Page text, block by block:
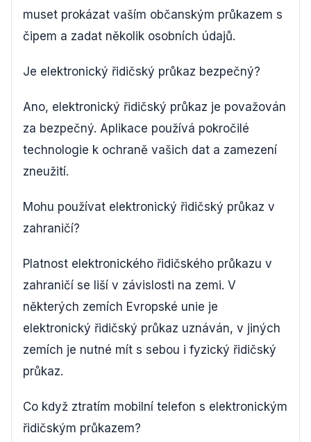
muset prokázat vaším občanským průkazem s
čipem a zadat několik osobních údajů.
Je elektronický řidičský průkaz bezpečný?
Ano, elektronický řidičský průkaz je považován
za bezpečný. Aplikace používá pokročilé
technologie k ochraně vašich dat a zamezení
zneužití.
Mohu používat elektronický řidičský průkaz v
zahraničí?
Platnost elektronického řidičského průkazu v
zahraničí se liší v závislosti na zemi. V
některých zemích Evropské unie je
elektronický řidičský průkaz uznáván, v jiných
zemích je nutné mít s sebou i fyzický řidičský
průkaz.
Co když ztratím mobilní telefon s elektronickým
řidičským průkazem?